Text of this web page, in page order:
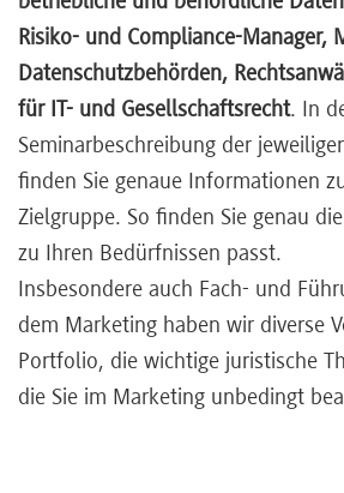
Risiko- und Compliance-Manager,
Datenschutzbehörden,
für IT- und Gesellschaftsrecht. In
Seminarbeschreibung der
finden Sie genaue Informationen
Zielgruppe. So finden Sie genau
zu Ihren Bedürfnissen passt.
Insbesondere auch Fach- und
dem Marketing haben wir diverse
Portfolio, die wichtige juristische
die Sie im Marketing unbedingt